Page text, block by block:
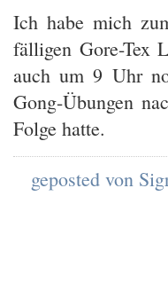
Ich habe mich
fälligen Gore-Tex
auch um 9 Uhr
Gong-Übungen
Folge hatte.
geposted von